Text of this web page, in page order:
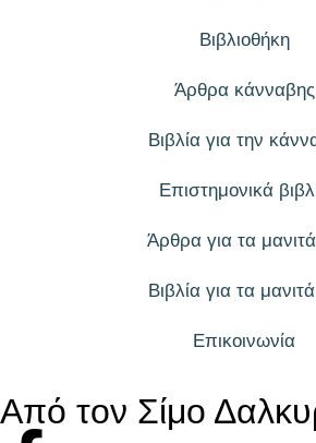
Βιβλιοθήκη
Άρθρα κάνναβης
Βιβλία για την
Επιστημονικά
Άρθρα για τα
Βιβλία για τα
Επικοινωνία
Από τον Σίμο